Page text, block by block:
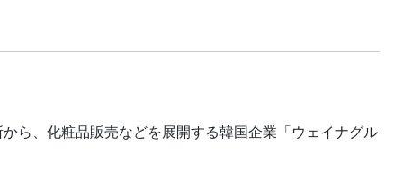
ら、化粧品販売などを展開する韓国企業「ウェイナグル